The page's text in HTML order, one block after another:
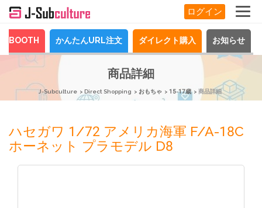
ログイン
BOOTH かんたんURL注文 ダイレクト購入 お知らせ
商品詳細
J-Subculture Direct Shopping おもちゃ 15-17歳 商品詳細
ハセガワ 1/72 アメリカ海軍 F/A-18C
ホーネット プラモデル D8